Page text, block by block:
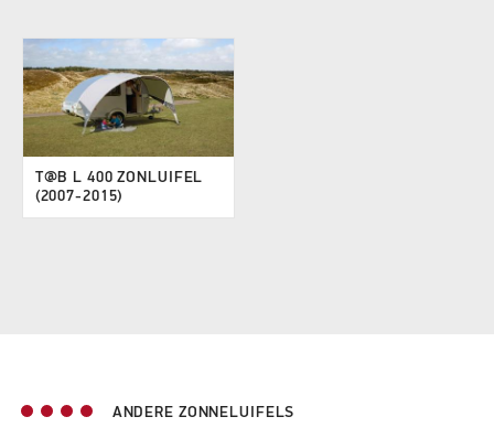
T@B L 400 ZONLUIFEL
(2007-2015)
ANDERE ZONNELUIFELS